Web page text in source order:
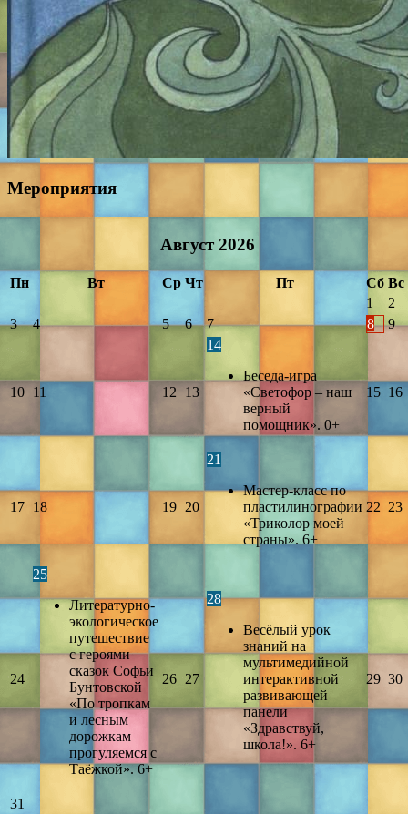
Мероприятия
Август 2026
Пн Вт Ср Чт Пт Сб Вс
1
2
3
4 5 6 7 8 9
10 11 12 13
14
Беседа-игра
«Светофор – наш
верный
помощник». 0+
15 16
17 18 19 20
21
Мастер-класс по
пластилинографии
«Триколор моей
страны». 6+
22 23
24
25
Литературно-
экологическое
путешествие
с героями
сказок Софьи
Бунтовской
«По тропкам
и лесным
дорожкам
прогуляемся с
Таёжкой». 6+
26 27
28
Весёлый урок
знаний на
мультимедийной
интерактивной
развивающей
панели
«Здравствуй,
школа!». 6+
29 30
31